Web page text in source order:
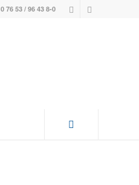
0 76 53 / 96 43 8-0